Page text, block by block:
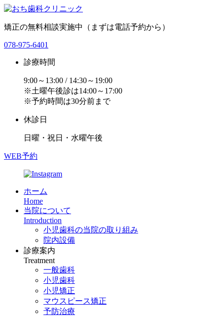
矯正の無料相談実施中（まずは電話予約から）
078-975-6401
診療時間
9:00～13:00 / 14:30～19:00
※土曜午後診は14:00～17:00
※予約時間は30分前まで
休診日
日曜・祝日・水曜午後
WEB予約
ホーム
Home
当院について
Introduction
小児歯科の当院の取り組み
院内設備
診療案内
Treatment
一般歯科
小児歯科
小児矯正
マウスピース矯正
予防治療